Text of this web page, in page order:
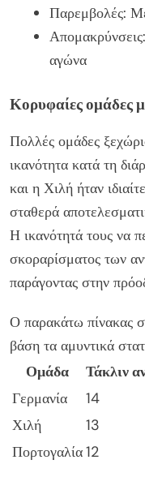
Παρεμβολές:
αγώνα
Κορυφαίες ομάδες
Πολλές ομάδες
ικανότητα κατά τη
και η Χιλή ήταν
σταθερά
Η ικανότητά τους να
σκοραρίσματος των
παράγοντας στην
Ο παρακάτω πίνακας
βάση τα αμυντικά
Ομάδα
Τάκλιν
Γερμανία
14
Χιλή
13
Πορτογαλία12